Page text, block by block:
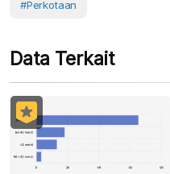
#Perkotaan
Data Terkait